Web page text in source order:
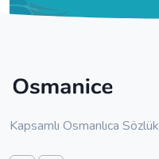
Kapsamlı Osmanlıca Sözlük